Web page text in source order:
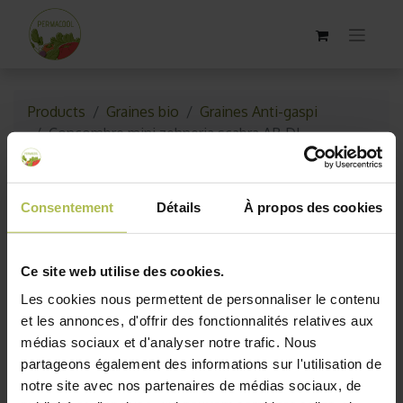
Consentement Détails À propos des cookies
Ce site web utilise des cookies.
Les cookies nous permettent de personnaliser le contenu
et les annonces, d'offrir des fonctionnalités relatives aux
médias sociaux et d'analyser notre trafic. Nous
partageons également des informations sur l'utilisation de
notre site avec nos partenaires de médias sociaux, de
Products Graines bio
Graines Anti-gaspi
Concombre mini zehneria scabra AB DL
Épuisé